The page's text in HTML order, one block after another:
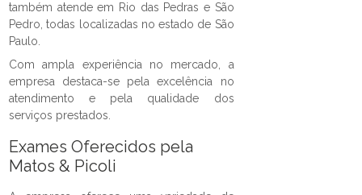
também atende em Rio das Pedras e São
Pedro, todas localizadas no estado de São
Paulo.
Com ampla experiência no mercado, a
empresa destaca-se pela excelência no
atendimento e pela qualidade dos
serviços prestados.
Exames Oferecidos pela
Matos & Picoli